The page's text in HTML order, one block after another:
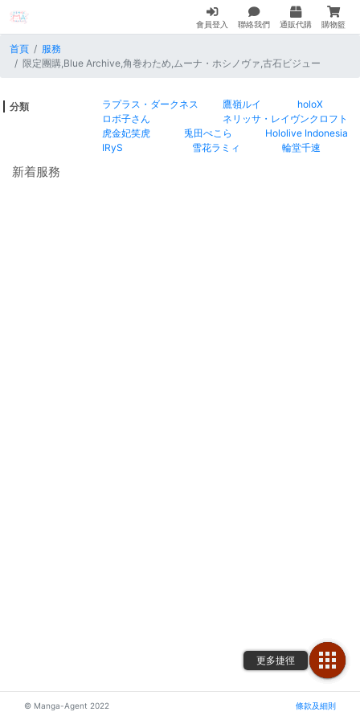
會員登入 聯絡我們 通販代購 購物籃
首頁
服務
限定團購,Blue Archive,角巻わため,ムーナ・ホシノヴァ,古石ビジュー
分類 ラプラス・ダークネス 鷹嶺ルイ
holoX
ロボ子さん
ネリッサ・レイヴンクロフト
虎金妃笑虎
兎田ぺこら
Hololive Indonesia
IRyS
雪花ラミィ 輪堂千速
新着服務
條款及細則
© Manga-Agent 2022